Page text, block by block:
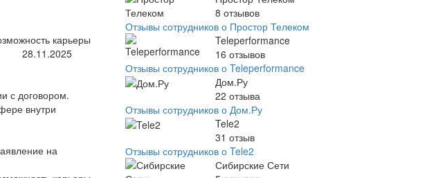
карьеры
28.11.2025
с договором.
внутри
на
8 отзывов
Отзывы сотрудников о Простор Телеком
Teleperformance
16 отзывов
Отзывы сотрудников о Teleperformance
Дом.Ру
22 отзыва
Отзывы сотрудников о Дом.Ру
Tele2
31 отзыв
Отзывы сотрудников о Tele2
Сибирские Сети